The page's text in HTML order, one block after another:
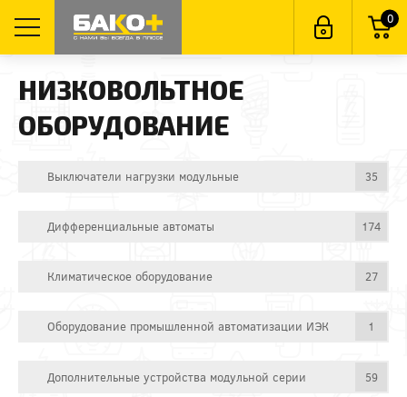
0
НИЗКОВОЛЬТНОЕ
ОБОРУДОВАНИЕ
Выключатели нагрузки модульные 35
Дифференциальные автоматы 174
Климатическое оборудование 27
Оборудование промышленной автоматизации ИЭК 1
Дополнительные устройства модульной серии 59